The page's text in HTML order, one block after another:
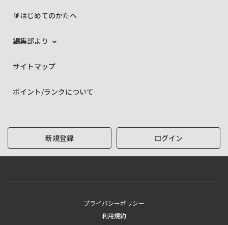
🔰はじめてのかたへ
編集部より
サイトマップ
ポイント/ランクについて
新規登録 ログイン
プライバシーポリシー
利用規約